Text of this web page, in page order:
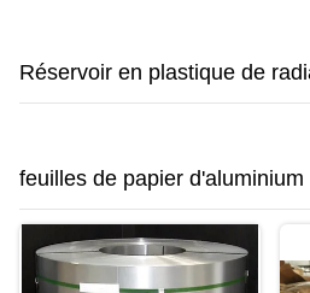
Réservoir en plastique de
feuilles de papier d'aluminium